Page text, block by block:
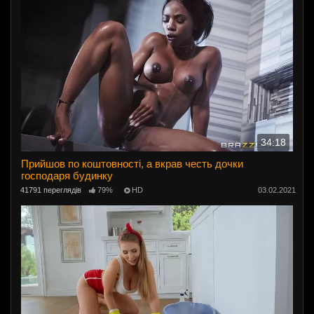
34:18
Прийшов по коштовності, а вкрав честь дочки
господаря будинку
41791 переглядів 79% HD 03.02.2021